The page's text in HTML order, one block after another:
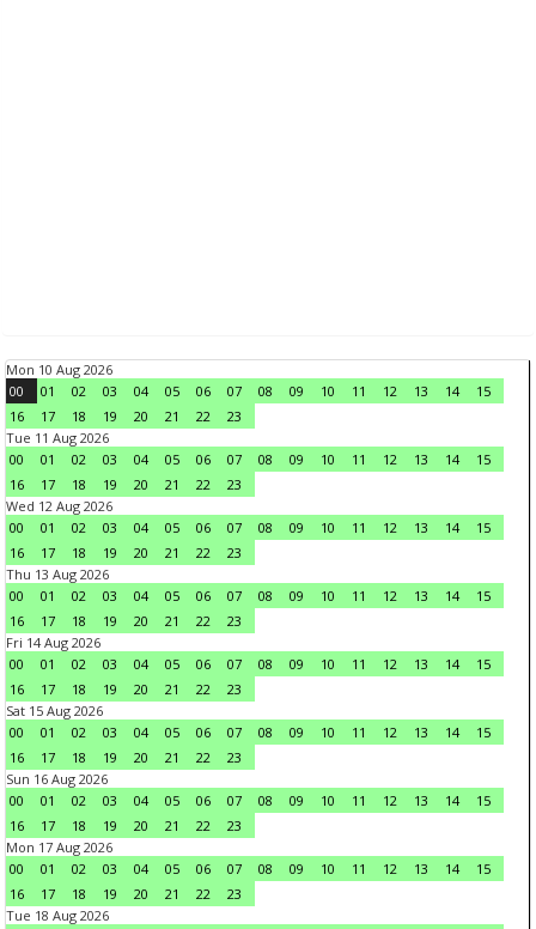
Mon 10 Aug 2026
00
01 02 03 04 05 06 07 08 09 10 11 12 13 14
15
16
17 18 19 20 21 22
23
Tue 11 Aug 2026
00
01 02 03 04 05 06 07 08 09 10 11 12 13 14
15
16
17 18 19 20 21 22
23
Wed 12 Aug 2026
00
01 02 03 04 05 06 07 08 09 10 11 12 13 14
15
16
17 18 19 20 21 22
23
Thu 13 Aug 2026
00
01 02 03 04 05 06 07 08 09 10 11 12 13 14
15
16
17 18 19 20 21 22
23
Fri 14 Aug 2026
00
01 02 03 04 05 06 07 08 09 10 11 12 13 14
15
16
17 18 19 20 21 22
23
Sat 15 Aug 2026
00
01 02 03 04 05 06 07 08 09 10 11 12 13 14
15
16
17 18 19 20 21 22
23
Sun 16 Aug 2026
00
01 02 03 04 05 06 07 08 09 10 11 12 13 14
15
16
17 18 19 20 21 22
23
Mon 17 Aug 2026
00
01 02 03 04 05 06 07 08 09 10 11 12 13 14
15
16
17 18 19 20 21 22
23
Tue 18 Aug 2026